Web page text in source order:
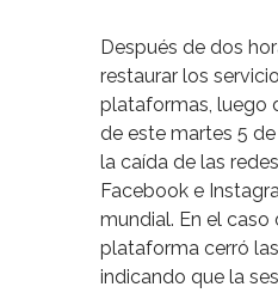
Después de dos
restaurar los
plataformas, luego
de este martes 5
la caída de las
Facebook e
mundial. En el caso
plataforma cerró
indicando que la